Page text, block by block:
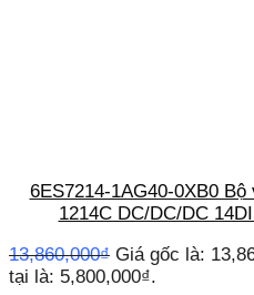
6ES7214-1AG40-0XB0
1214C DC/DC/DC
13,860,000₫ Giá gốc là:
tại là: 5,800,000₫.